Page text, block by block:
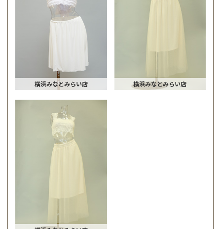
横浜みなとみらい店 横浜みなとみらい店